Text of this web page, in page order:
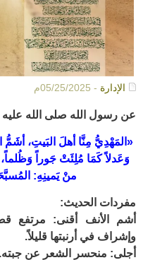
الإدارة - 05/25/2025م
عن رسول الله صلى الله عليه
«المَهْدِيُّ مِنَّا أهلَ البَيتِ، أشَمُّ
وَعَدلاً كَمَا مُلِئَتْ جَوراً
منْ يَمينِهِ:
مفردات الحديث:
أشم الأنف أقنى: مرتفع
وإشراف في أرنبتها قليلاً.
أجلى: منحسر الشعر عن جبته.